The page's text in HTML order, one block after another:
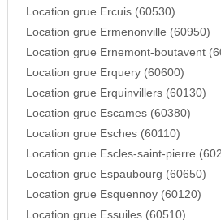
Location grue Ercuis (60530)
Location grue Ermenonville (60950)
Location grue Ernemont-boutavent
Location grue Erquery (60600)
Location grue Erquinvillers (60130)
Location grue Escames (60380)
Location grue Esches (60110)
Location grue Escles-saint-pierre
Location grue Espaubourg (60650)
Location grue Esquennoy (60120)
Location grue Essuiles (60510)